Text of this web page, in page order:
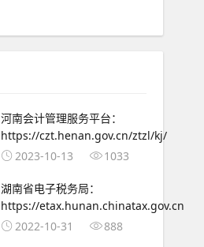
河南会计管理服务平台：
https://czt.henan.gov.cn/ztzl/kj/
2023-10-13
1033
湖南省电子税务局：
https://etax.hunan.chinatax.gov.cn
2022-10-31
888